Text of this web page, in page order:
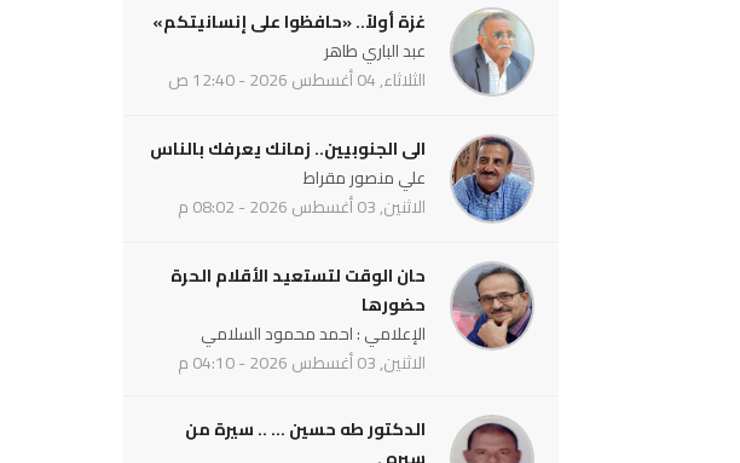
غزة أولاً.. «حافظوا على إنسانيتكم»
عبد الباري طاهر
الثلاثاء, 04 أغسطس 2026 - 12:40 ص
الى الجنوبيين.. زمانك يعرفك بالناس
علي منصور مقراط
الاثنين, 03 أغسطس 2026 - 08:02 م
حان الوقت لتستعيد الأقلام الحرة
حضورها
الإعلامي : احمد محمود السلامي
الاثنين, 03 أغسطس 2026 - 04:10 م
الدكتور طه حسين ... .. سيرة من